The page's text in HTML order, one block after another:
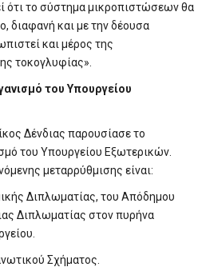
ότι το σύστημα μικροπιστώσεων θα
διαφανή και με την δέουσα
και μέρος της
τοκογλυφίας».
του Υπουργείου
Δένδιας παρουσίασε το
του Υπουργείου Εξωτερικών.
μεταρρύθμισης είναι:
Διπλωματίας, του Απόδημου
Διπλωματίας στον πυρήνα
Σχήματος.